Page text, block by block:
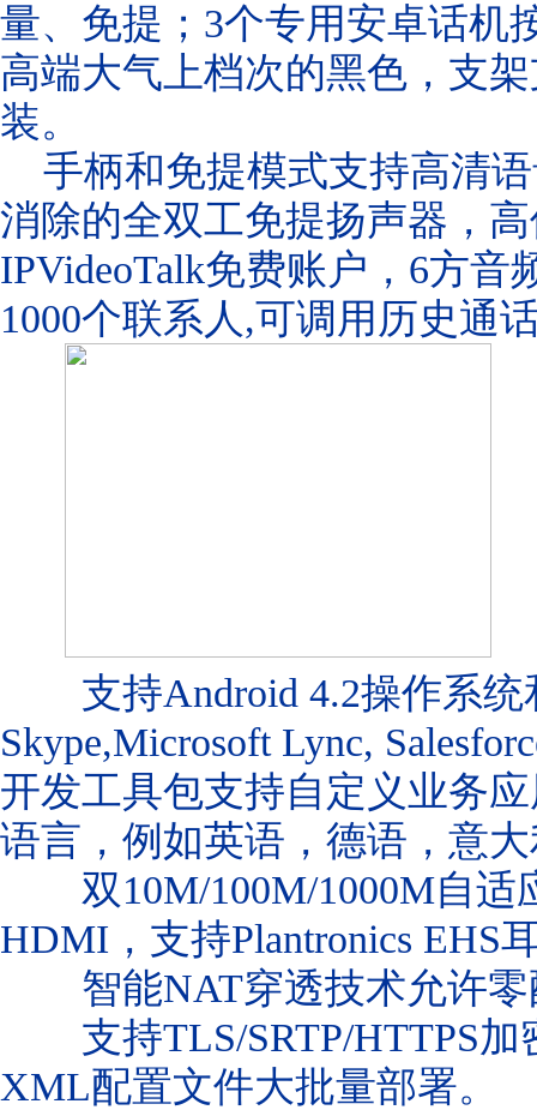
量、免提；3个专用安卓话机
高端大气上档次的黑色，支
装。
手柄和免提模式支持高清
消除的全双工免提扬声器，
IPVideoTalk免费账户，6方
1000个联系人,可调用历史通
支持Android 4.2操作系统
Skype,Microsoft Lync,
开发工具包支持自定义业务
语言，例如英语，德语，意
双10M/100M/1000M自适
HDMI，支持Plantronics EHS
智能NAT穿透技术允许零
支持TLS/SRTP/HTTPS加
XML配置文件大批量部署。